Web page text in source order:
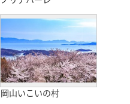
岡山いこいの村